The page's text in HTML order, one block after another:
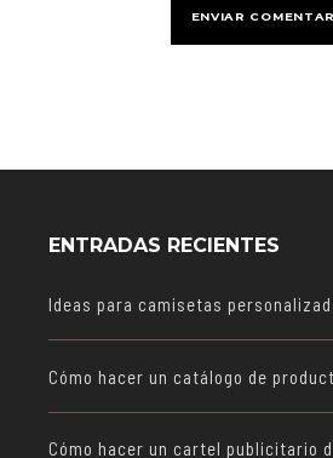
ENTRADAS RECIENTES
Ideas para camisetas
Cómo hacer un catálogo de
Cómo hacer un cartel publicitario